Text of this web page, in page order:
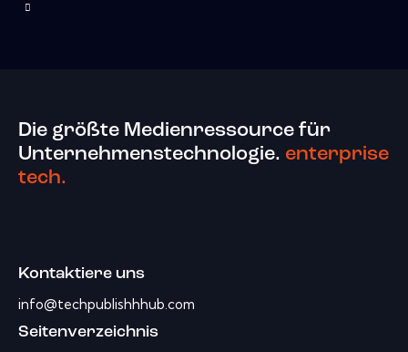
Die größte Medienressource für
Unternehmenstechnologie. enterprise
tech.
Kontaktiere uns
info@techpublishhhub.com
Seitenverzeichnis